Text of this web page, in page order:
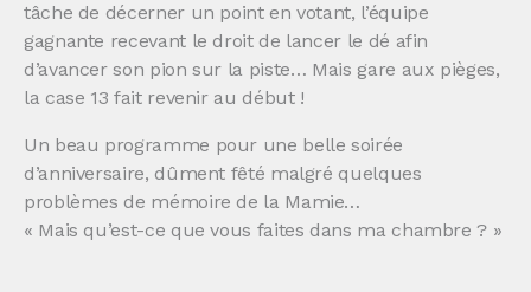
tâche de décerner un point en votant, l’équipe
gagnante recevant le droit de lancer le dé afin
d’avancer son pion sur la piste… Mais gare aux pièges,
la case 13 fait revenir au début !
Un beau programme pour une belle soirée
d’anniversaire, dûment fêté malgré quelques
problèmes de mémoire de la Mamie…
« Mais qu’est-ce que vous faites dans ma chambre ? »